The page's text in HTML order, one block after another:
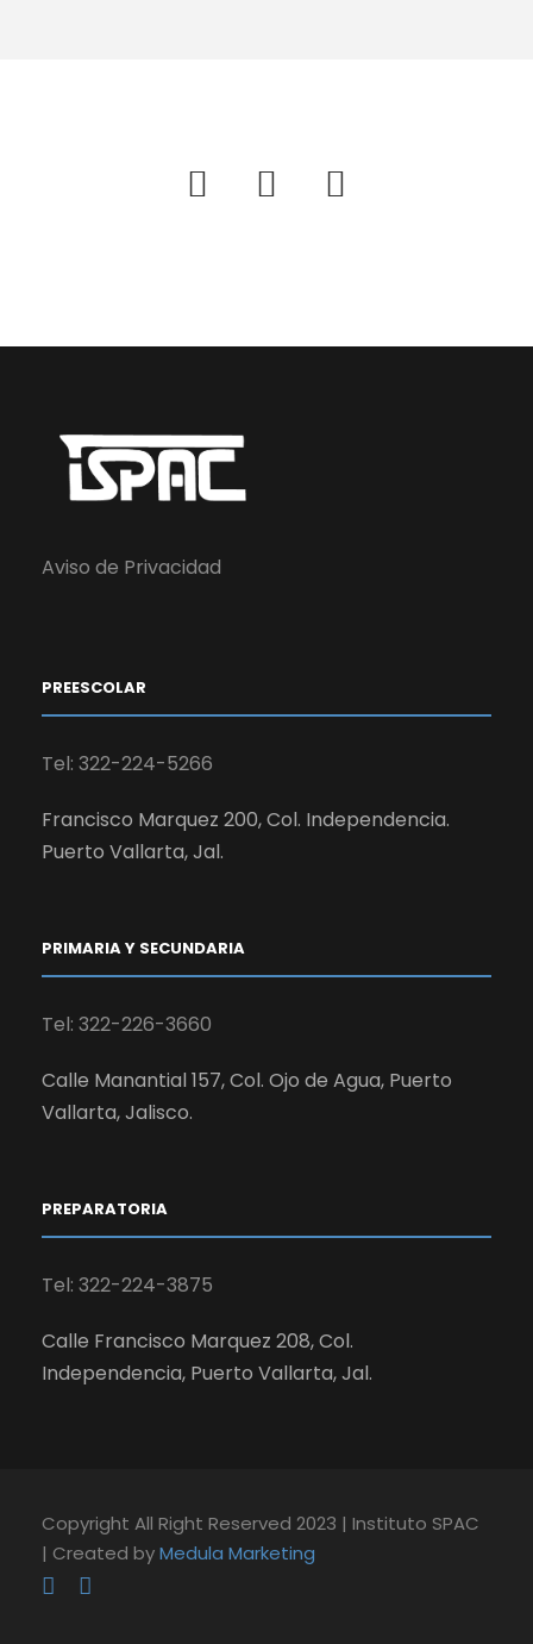
Aviso de Privacidad
PREESCOLAR
Tel: 322-224-5266
Francisco Marquez 200, Col. Independencia.
Puerto Vallarta, Jal.
PRIMARIA Y SECUNDARIA
Tel: 322-226-3660
Calle Manantial 157, Col. Ojo de Agua, Puerto
Vallarta, Jalisco.
PREPARATORIA
Tel: 322-224-3875
Calle Francisco Marquez 208, Col.
Independencia, Puerto Vallarta, Jal.
Copyright All Right Reserved 2023 | Instituto SPAC
| Created byMedula Marketing